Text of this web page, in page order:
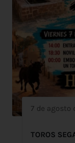
7 de agosto
TOROS